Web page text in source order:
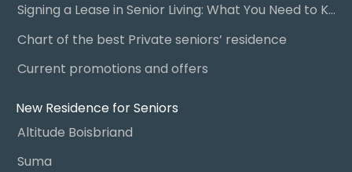
Signing a Lease in Senior Living: What You Need to Know
Chart of the best Private seniors’ residence
Current promotions and offers
New Residence for Seniors
Altitude Boisbriand
Suma